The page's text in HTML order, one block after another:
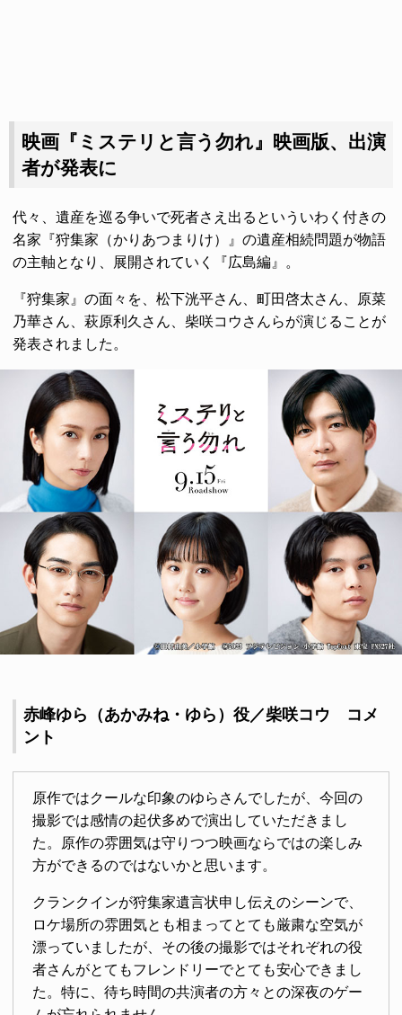
映画『ミステリと言う勿れ』映画版、出演
者が発表に
代々、遺産を巡る争いで死者さえ出るといういわく付きの
名家『狩集家（かりあつまりけ）』の遺産相続問題が物語
の主軸となり、展開されていく『広島編』。
『狩集家』の面々を、松下洸平さん、町田啓太さん、原菜
乃華さん、萩原利久さん、柴咲コウさんらが演じることが
発表されました。
赤峰ゆら（あかみね・ゆら）役／柴咲コウ コメ
ント
原作ではクールな印象のゆらさんでしたが、今回の
撮影では感情の起伏多めで演出していただきまし
た。原作の雰囲気は守りつつ映画ならではの楽しみ
方ができるのではないかと思います。
クランクインが狩集家遺言状申し伝えのシーンで、
ロケ場所の雰囲気とも相まってとても厳粛な空気が
漂っていましたが、その後の撮影ではそれぞれの役
者さんがとてもフレンドリーでとても安心できまし
た。特に、待ち時間の共演者の方々との深夜のゲー